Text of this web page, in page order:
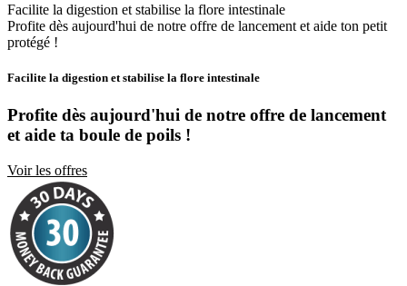
Facilite la digestion et stabilise la flore intestinale
Profite dès aujourd'hui de notre offre de lancement et aide ton petit
protégé !
Facilite la digestion et stabilise la flore intestinale
Profite dès aujourd'hui de notre offre de lancement
et aide ta boule de poils !
Voir les offres